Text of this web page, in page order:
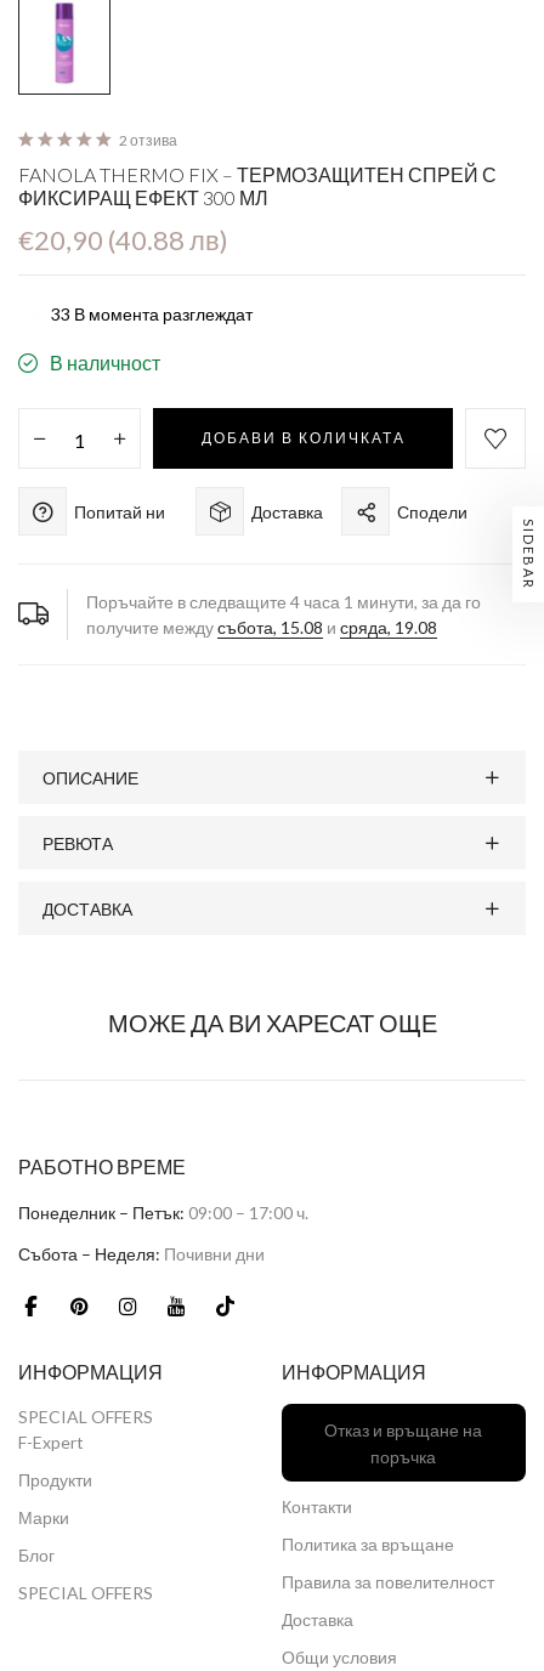
2 отзива
FANOLA THERMO FIX – ТЕРМОЗАЩИТЕН СПРЕЙ С
ФИКСИРАЩ ЕФЕКТ 300 МЛ
€20,90 (40.88 лв)
33 В момента разглеждат
В наличност
ДОБАВИ В КОЛИЧКАТА
Попитай ни Доставка Сподели
Поръчайте в следващите 4 часа 1 минути, за да го
получите междусъбота, 15.08 и сряда, 19.08
SIDEBAR
ОПИСАНИЕ
РЕВЮТА
ДОСТАВКА
МОЖЕ ДА ВИ ХАРЕСАТ ОЩЕ
РАБОТНО ВРЕМЕ
Понеделник – Петък: 09:00 – 17:00 ч.
Събота – Неделя: Почивни дни
ИНФОРМАЦИЯ
SPECIAL OFFERS
F-Expert
Продукти
Марки
Блог
SPECIAL OFFERS
ИНФОРМАЦИЯ
Отказ и връщане на
поръчка
Контакти
Политика за връщане
Правила за повелителност
Доставка
Общи условия